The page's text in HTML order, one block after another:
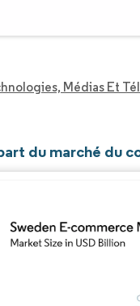
Médias Et
du marché du